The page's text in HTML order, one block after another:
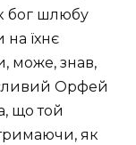
бог шлюбу
на їхнє
може, знав,
Орфей
що той
як